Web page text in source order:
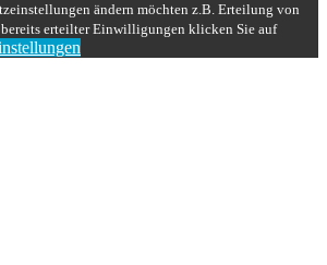
ändern möchten z.B. Erteilung von
erteilter Einwilligungen klicken Sie auf